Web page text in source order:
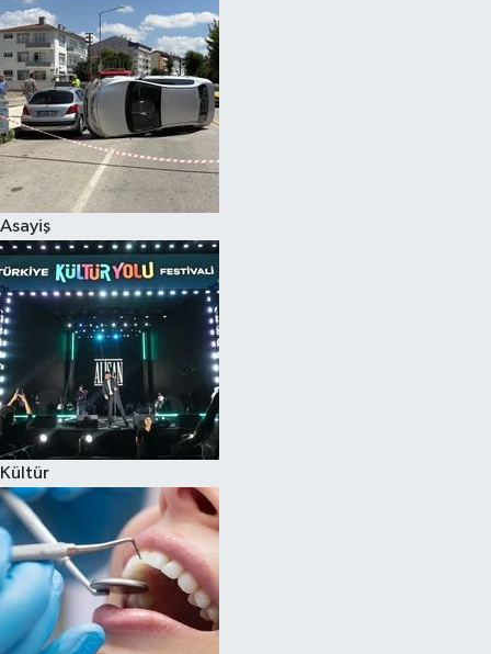
Asayiş
Kültür
Televizyon
Yaşam-Çevre